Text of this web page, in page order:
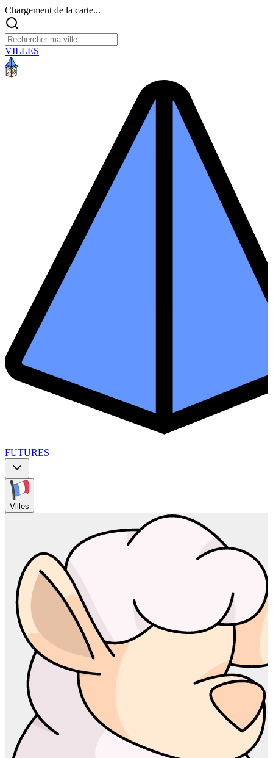
Chargement de la carte...
VILLES
FUTURES
Villes